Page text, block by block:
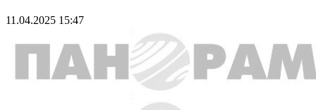
11.04.2025 15:47